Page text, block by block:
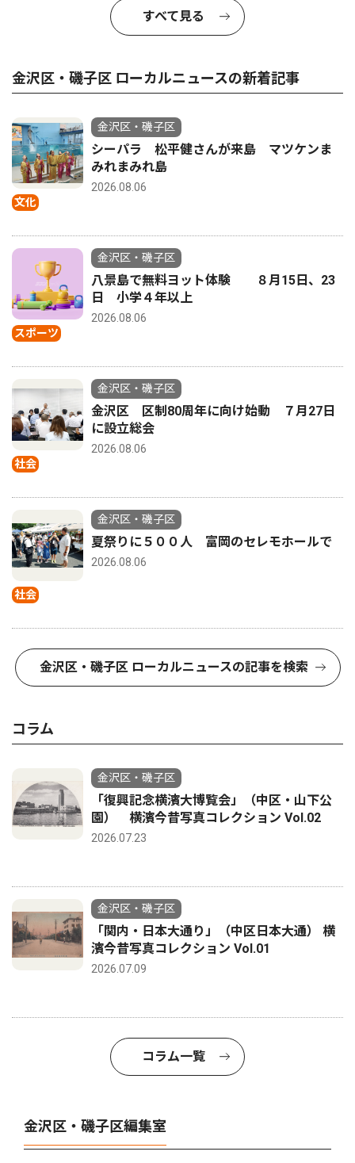
すべて見る
金沢区・磯子区 ローカルニュースの新着記事
文化
金沢区・磯子区
シーパラ 松平健さんが来島 マツケンま
みれまみれ島
2026.08.06
スポーツ
金沢区・磯子区
八景島で無料ヨット体験 ８月15日、23
日 小学４年以上
2026.08.06
社会
金沢区・磯子区
金沢区 区制80周年に向け始動 ７月27日
に設立総会
2026.08.06
社会
金沢区・磯子区
夏祭りに５００人 富岡のセレモホールで
2026.08.06
金沢区・磯子区 ローカルニュースの記事を検索
コラム
金沢区・磯子区
「復興記念横濱大博覧会」（中区・山下公
園） 横濱今昔写真コレクション Vol.02
2026.07.23
金沢区・磯子区
「関内・日本大通り」（中区日本大通） 横
濱今昔写真コレクション Vol.01
2026.07.09
コラム一覧
金沢区・磯子区編集室